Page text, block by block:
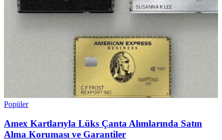
Popüler
Amex Kartlarıyla Lüks Çanta Alımlarında Satın
Alma Koruması ve Garantiler